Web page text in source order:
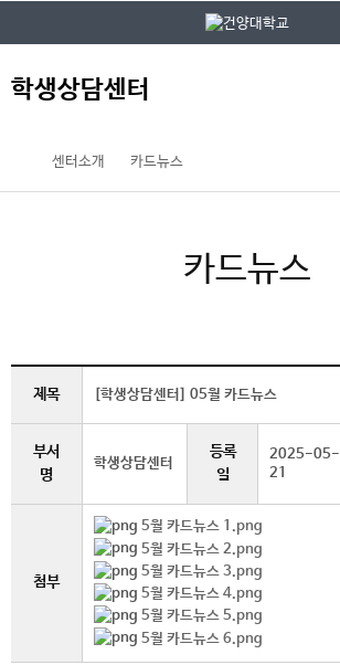
학생상담센터
센터소개 카드뉴스
카드뉴스
제목 [학생상담센터] 05월 카드뉴스
부서
명
학생상담센터
등록
일
2025-05-
21
첨부
5월 카드뉴스 1.png
5월 카드뉴스 2.png
5월 카드뉴스 3.png
5월 카드뉴스 4.png
5월 카드뉴스 5.png
5월 카드뉴스 6.png